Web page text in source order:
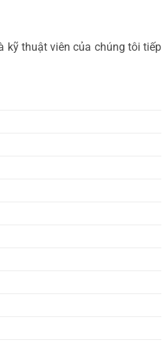
kỹ thuật viên của chúng tôi tiếp